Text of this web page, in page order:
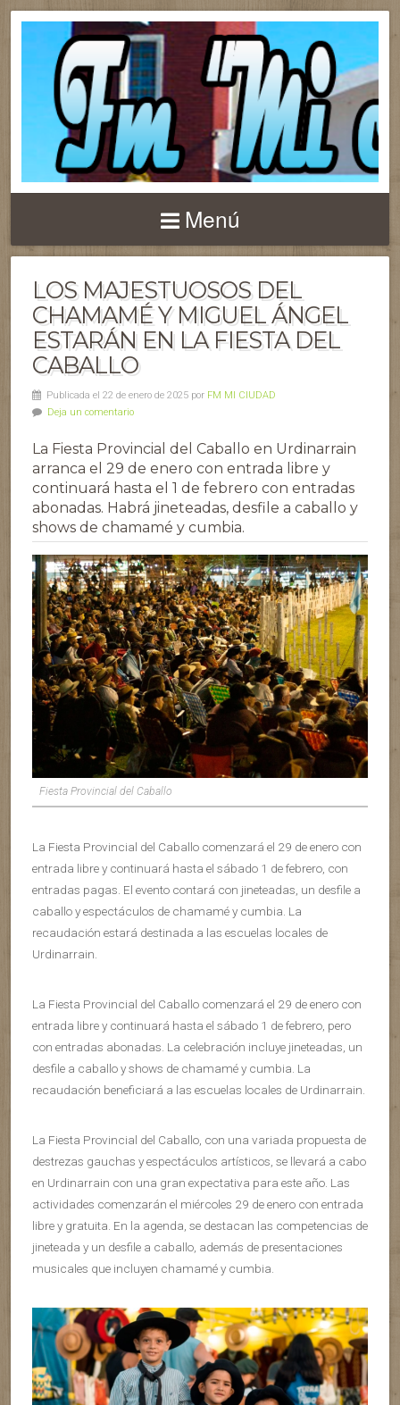
Menú
LOS MAJESTUOSOS DEL
CHAMAMÉ Y MIGUEL ÁNGEL
ESTARÁN EN LA FIESTA DEL
CABALLO
Publicada el 22 de enero de 2025 por FM MI CIUDAD
Deja un comentario
La Fiesta Provincial del Caballo en Urdinarrain
arranca el 29 de enero con entrada libre y
continuará hasta el 1 de febrero con entradas
abonadas. Habrá jineteadas, desfile a caballo y
shows de chamamé y cumbia.
Fiesta Provincial del Caballo
La Fiesta Provincial del Caballo comenzará el 29 de enero con
entrada libre y continuará hasta el sábado 1 de febrero, con
entradas pagas. El evento contará con jineteadas, un desfile a
caballo y espectáculos de chamamé y cumbia. La
recaudación estará destinada a las escuelas locales de
Urdinarrain.
La Fiesta Provincial del Caballo comenzará el 29 de enero con
entrada libre y continuará hasta el sábado 1 de febrero, pero
con entradas abonadas. La celebración incluye jineteadas, un
desfile a caballo y shows de chamamé y cumbia. La
recaudación beneficiará a las escuelas locales de Urdinarrain.
La Fiesta Provincial del Caballo, con una variada propuesta de
destrezas gauchas y espectáculos artísticos, se llevará a cabo
en Urdinarrain con una gran expectativa para este año. Las
actividades comenzarán el miércoles 29 de enero con entrada
libre y gratuita. En la agenda, se destacan las competencias de
jineteada y un desfile a caballo, además de presentaciones
musicales que incluyen chamamé y cumbia.